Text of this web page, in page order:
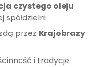
czystego oleju
spółdzielni
przez Krajobrazy
i tradycje